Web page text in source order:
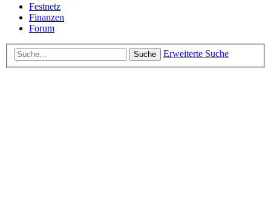
Festnetz
Finanzen
Forum
Suche Erweiterte Suche